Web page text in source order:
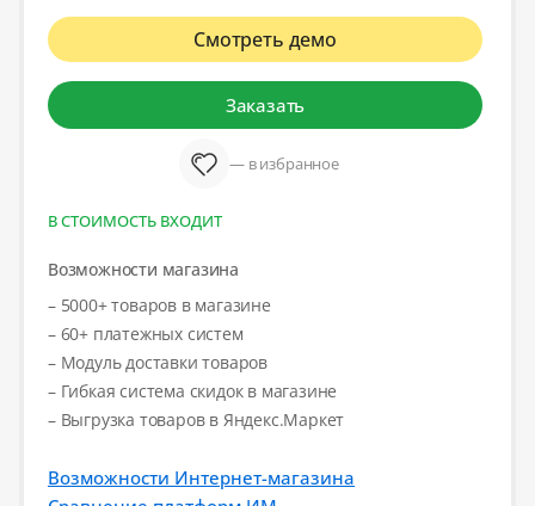
Смотреть демо
Заказать
— в избранное
В СТОИМОСТЬ ВХОДИТ
Возможности магазина
– 5000+ товаров в магазине
– 60+ платежных систем
– Модуль доставки товаров
– Гибкая система скидок в магазине
– Выгрузка товаров в Яндекс.Маркет
Возможности Интернет-магазина